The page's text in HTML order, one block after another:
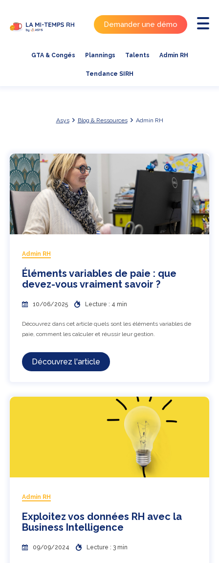
Demander une démo
GTA & Congés Plannings Talents Admin RH
Tendance SIRH
Asys Blog & Ressources Admin RH
Admin RH
Éléments variables de paie : que
devez-vous vraiment savoir ?
10/06/2025 Lecture : 4 min
Découvrez dans cet article quels sont les éléments variables de
paie, comment les calculer et réussir leur gestion.
Découvrez l'article
Admin RH
Exploitez vos données RH avec la
Business Intelligence
09/09/2024 Lecture : 3 min